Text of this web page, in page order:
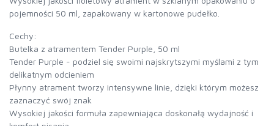
pojemności 50 ml, zapakowany w kartonowe pudełko.
Cechy:
Butelka z atramentem Tender Purple, 50 ml
Tender Purple - podziel się swoimi najskrytszymi myślami z tym
delikatnym odcieniem
Płynny atrament tworzy intensywne linie, dzięki którym możesz
zaznaczyć swój znak
Wysokiej jakości formuła zapewniająca doskonałą wydajność i